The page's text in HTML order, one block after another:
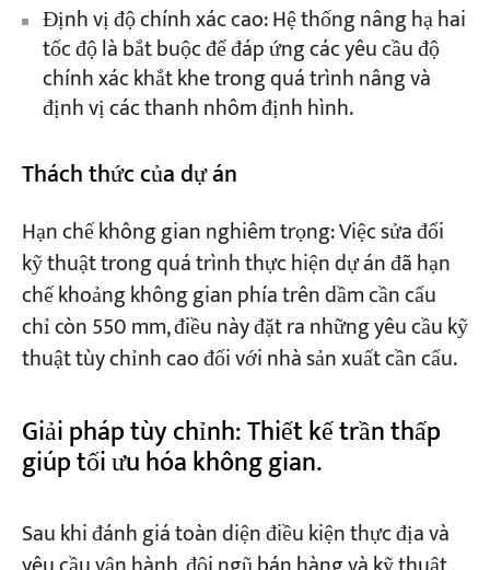
Định vị độ chính xác cao: Hệ thống nâng hạ hai
tốc độ là bắt buộc để đáp ứng các yêu cầu độ
chính xác khắt khe trong quá trình nâng và
định vị các thanh nhôm định hình.
Thách thức của dự án
Hạn chế không gian nghiêm trọng: Việc sửa đổi
kỹ thuật trong quá trình thực hiện dự án đã hạn
chế khoảng không gian phía trên dầm cần cẩu
chỉ còn 550 mm, điều này đặt ra những yêu cầu kỹ
thuật tùy chỉnh cao đối với nhà sản xuất cần cẩu.
Giải pháp tùy chỉnh: Thiết kế trần thấp
giúp tối ưu hóa không gian.
Sau khi đánh giá toàn diện điều kiện thực địa và